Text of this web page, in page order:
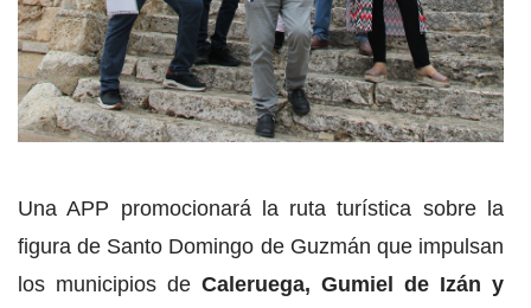
Una APP promocionará la ruta turística sobre la
figura de Santo Domingo de Guzmán que impulsan
los municipios de Caleruega, Gumiel de Izán y